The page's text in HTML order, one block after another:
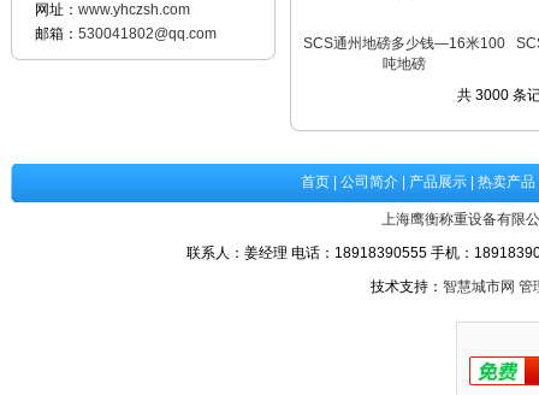
网址： www.yhczsh.com
邮箱： 530041802@qq.com
SCS通州地磅多少钱—16米100
吨地磅
共 3000 条
首页 公司简介 产品展示 热卖产品
上海鹰衡称重设备有限
联系人：姜经理 电话：18918390555 手机：
技术支持： 智慧城市网 管